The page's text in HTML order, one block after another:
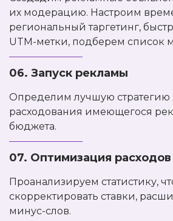
их модерацию. Настроим
региональный таргетинг,
UTM-метки, подберем список
06. Запуск рекламы
Определим лучшую стратегию
расходования имеющегося
бюджета.
07. Оптимизация расходов
Проанализируем статистику,
скорректировать ставки,
минус-слов.